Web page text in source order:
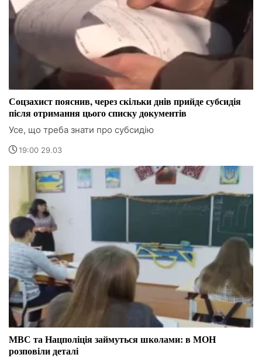
Соцзахист пояснив, через скільки днів прийде субсидія
після отримання цього списку документів
Усе, що треба знати про субсидію
19:00 29.03
МВС та Нацполіція займуться школами: в МОН
розповіли деталі